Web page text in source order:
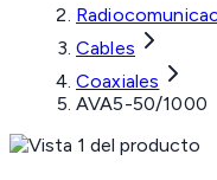
Cables
Coaxiales
AVA5-50/1000